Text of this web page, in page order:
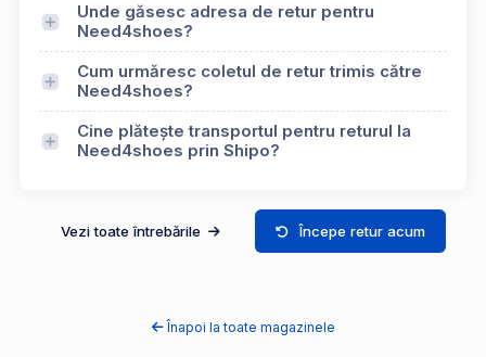
Unde găsesc adresa de retur pentru
Need4shoes?
Cum urmăresc coletul de retur trimis către
Need4shoes?
Cine plătește transportul pentru returul la
Need4shoes prin Shipo?
Vezi toate întrebările Începe retur acum
Înapoi la toate magazinele